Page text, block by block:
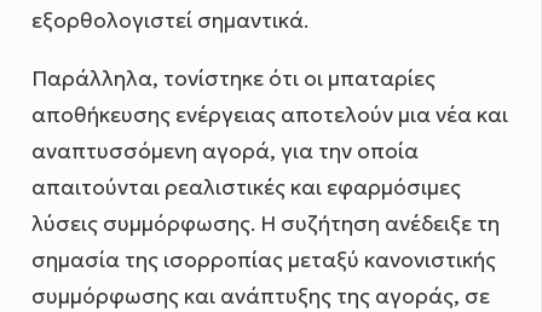
εξορθολογιστεί σημαντικά.
Παράλληλα, τονίστηκε ότι οι μπαταρίες
αποθήκευσης ενέργειας αποτελούν μια νέα και
αναπτυσσόμενη αγορά, για την οποία
απαιτούνται ρεαλιστικές και εφαρμόσιμες
λύσεις συμμόρφωσης. Η συζήτηση ανέδειξε τη
σημασία της ισορροπίας μεταξύ κανονιστικής
συμμόρφωσης και ανάπτυξης της αγοράς, σε